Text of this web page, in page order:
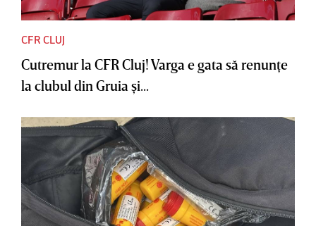
CFR CLUJ
Cutremur la CFR Cluj! Varga e gata să renunţe
la clubul din Gruia şi...